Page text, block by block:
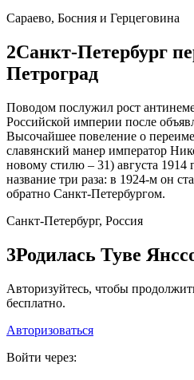
Сараево, Босния и Герцеговина
2Санкт-Петербург
Петроград
Поводом послужил рост
Российской империи после
Высочайшее повеление о
славянский манер император
новому стилю – 31) августа 1914
название три раза: в 1924-м он
обратно Санкт-Петербургом.
Санкт-Петербург, Россия
3Родилась Туве
Авторизуйтесь, чтобы
бесплатно.
Авторизоваться
Войти через: